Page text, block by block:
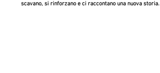
scavano, si rinforzano e ci raccontano una nuova storia.